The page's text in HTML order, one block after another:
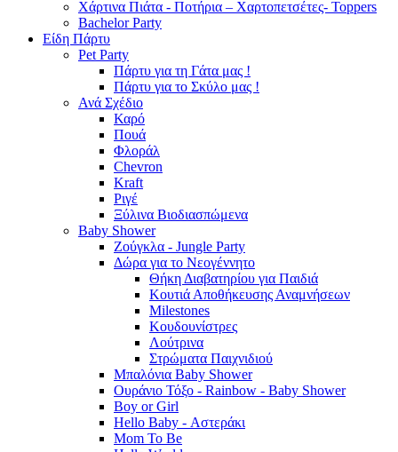
Χάρτινα Πιάτα - Ποτήρια – Χαρτοπετσέτες- Toppers
Bachelor Party
Είδη Πάρτυ
Pet Party
Πάρτυ για τη Γάτα μας !
Πάρτυ για το Σκύλο μας !
Ανά Σχέδιο
Καρό
Πουά
Φλοράλ
Chevron
Kraft
Ριγέ
Ξύλινα Βιοδιασπώμενα
Baby Shower
Ζούγκλα - Jungle Party
Δώρα για το Νεογέννητο
Θήκη Διαβατηρίου για Παιδιά
Κουτιά Αποθήκευσης Αναμνήσεων
Milestones
Κουδουνίστρες
Λούτρινα
Στρώματα Παιχνιδιού
Μπαλόνια Baby Shower
Ουράνιο Τόξο - Rainbow - Baby Shower
Boy or Girl
Hello Baby - Αστεράκι
Mom To Be